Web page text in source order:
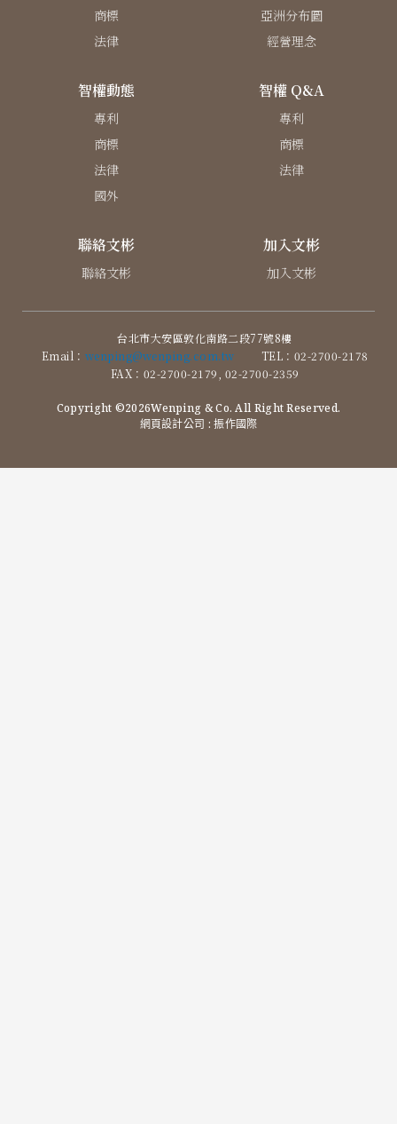
商標
法律
亞洲分布圖
經營理念
智權動態
專利
商標
法律
國外
智權 Q&A
專利
商標
法律
聯絡文彬
聯絡文彬
加入文彬
加入文彬
台北市大安區敦化南路二段77號8樓
Email： wenping@wenping.com.tw
TEL：02-2700-2178
FAX：02-2700-2179, 02-2700-2359
Copyright ©2026Wenping & Co. All Right Reserved.
網頁設計公司 : 振作國際